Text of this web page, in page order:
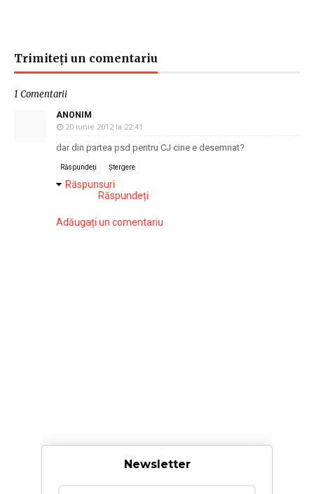
Trimiteți un comentariu
1 Comentarii
ANONIM
20 iunie 2012 la 22:41
dar din partea psd pentru CJ cine e desemnat?
Răspundeți Ștergere
Răspunsuri
Răspundeți
Adăugați un comentariu
Newsletter